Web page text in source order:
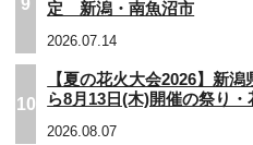
定 新潟・南魚沼市
2026.07.14
10
【夏の花火大会2026】新
ら8月13日(木)開催の祭り・
2026.08.07